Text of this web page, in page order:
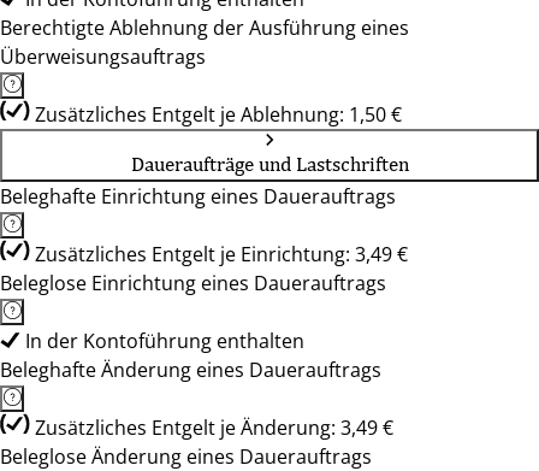
Berechtigte Ablehnung der Ausführung eines
Überweisungsauftrags
Zusätzliches Entgelt je Ablehnung: 1,50 €
Daueraufträge und Lastschriften
Beleghafte Einrichtung eines Dauerauftrags
Zusätzliches Entgelt je Einrichtung: 3,49 €
Beleglose Einrichtung eines Dauerauftrags
In der Kontoführung enthalten
Beleghafte Änderung eines Dauerauftrags
Zusätzliches Entgelt je Änderung: 3,49 €
Beleglose Änderung eines Dauerauftrags